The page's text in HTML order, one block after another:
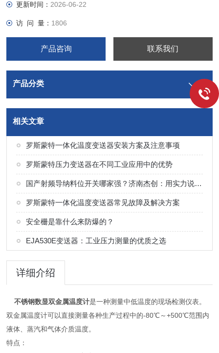
更新时间： 2026-06-22
访 问 量： 1806
产品咨询 联系我们
产品分类
相关文章
罗斯蒙特一体化温度变送器安装方案及注意事项
罗斯蒙特压力变送器在不同工业应用中的优势
国产射频导纳料位开关哪家强？济南杰创：用实力说话，以口碑见证
罗斯蒙特一体化温度变送器常见故障及解决方案
安全栅是靠什么来防爆的？
EJA530E变送器：工业压力测量的优质之选
详细介绍
不锈钢数显双金属温度计是一种测量中低温度的现场检测仪表。
双金属温度计可以直接测量各种生产过程中的-80℃～+500℃范围内
液体、蒸汽和气体介质温度。
特点：